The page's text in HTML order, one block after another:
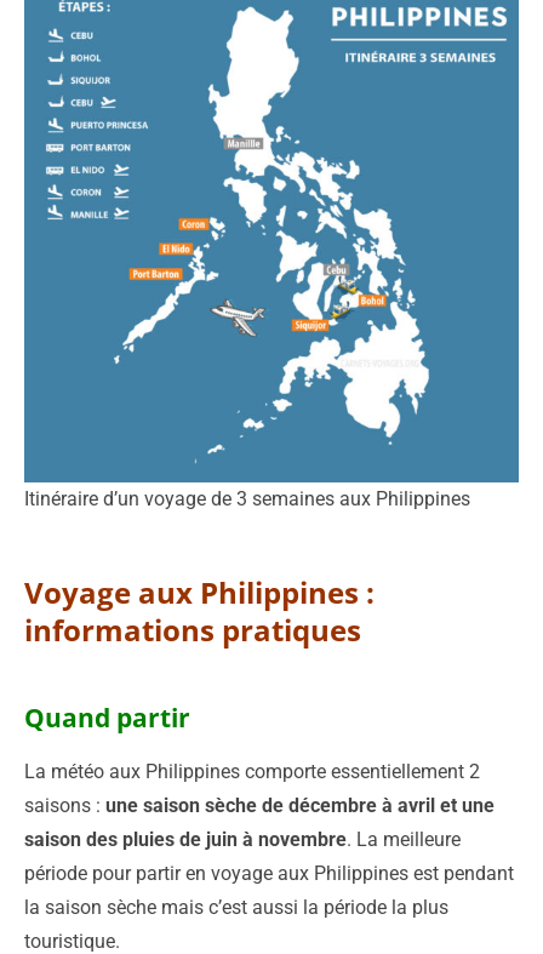
Itinéraire d’un voyage de 3 semaines aux Philippines
Voyage aux Philippines :
informations pratiques
Quand partir
La météo aux Philippines comporte essentiellement 2
saisons : une saison sèche de décembre à avril et une
saison des pluies de juin à novembre. La meilleure
période pour partir en voyage aux Philippines est pendant
la saison sèche mais c’est aussi la période la plus
touristique.